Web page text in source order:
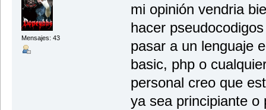
Mensajes: 43
mi opinión vendria
hacer
pasar a un lenguaje
basic, php o
personal creo que
ya sea principiante o